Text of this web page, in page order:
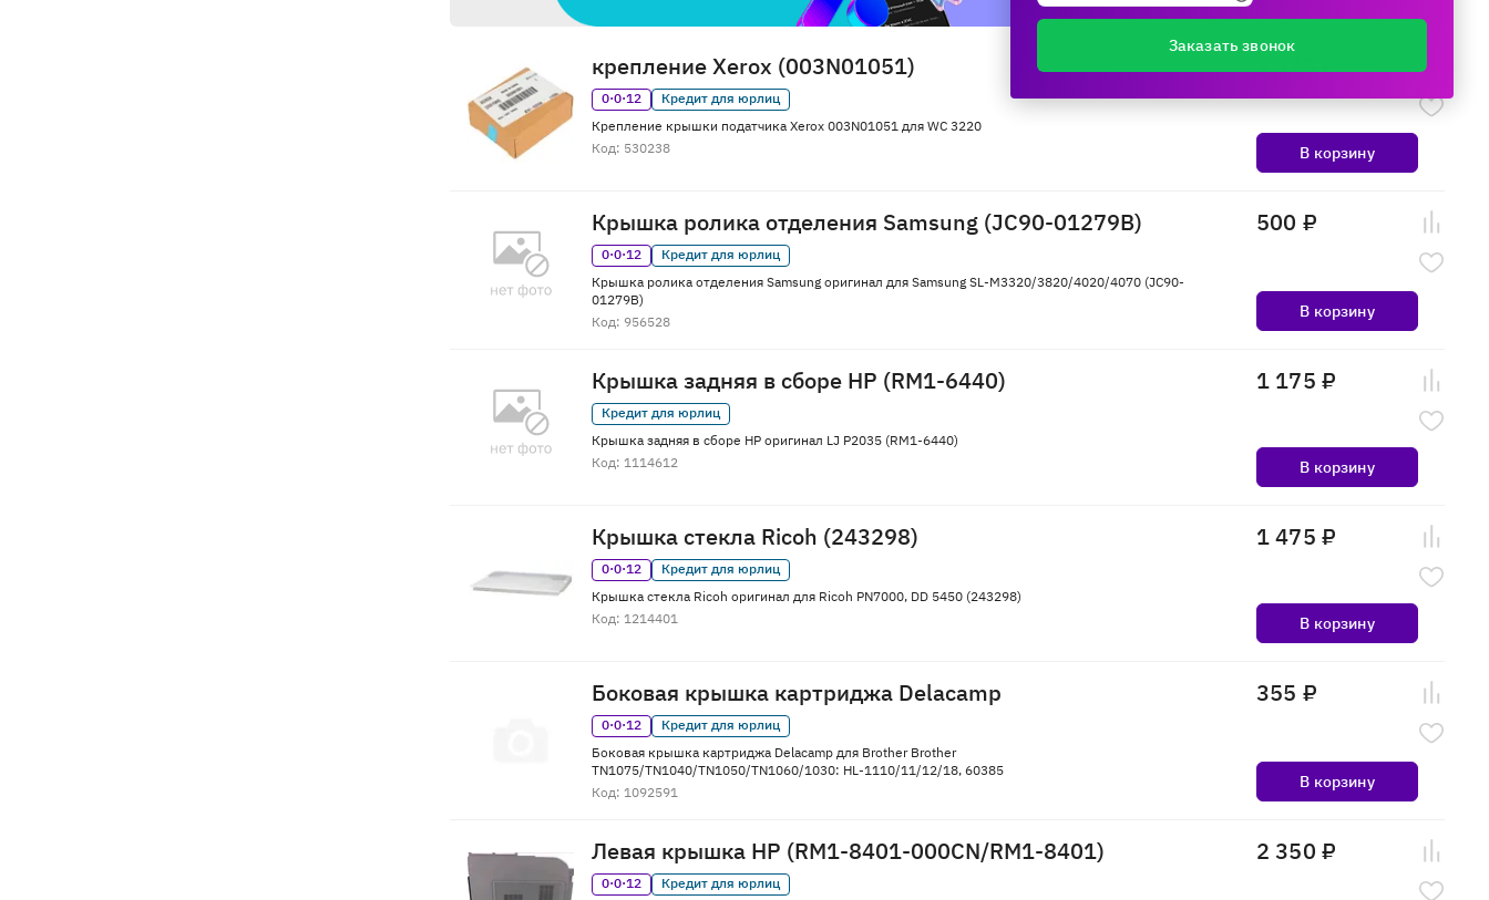
крепление Xerox (003N01051)
0·0·12
Кредит для юрлиц
Крепление крышки податчика Xerox 003N01051 для WC 3220
Код: 530238
1 375 ₽
В корзину
Крышка ролика отделения Samsung (JC90-01279B)
0·0·12
Кредит для юрлиц
Крышка ролика отделения Samsung оригинал для Samsung SL-M3320/3820/4020/4070 (JC90-
01279B)
Код: 956528
500 ₽
В корзину
Крышка задняя в сборе HP (RM1-6440)
Кредит для юрлиц
Крышка задняя в сборе HP оригинал LJ P2035 (RM1-6440)
Код: 1114612
1 175 ₽
В корзину
Крышка стекла Ricoh (243298)
0·0·12
Кредит для юрлиц
Крышка стекла Ricoh оригинал для Ricoh PN7000, DD 5450 (243298)
Код: 1214401
1 475 ₽
В корзину
Боковая крышка картриджа Delacamp
0·0·12
Кредит для юрлиц
Боковая крышка картриджа Delacamp для Brother Brother
TN1075/TN1040/TN1050/TN1060/1030: HL-1110/11/12/18, 60385
Код: 1092591
355 ₽
В корзину
Левая крышка HP (RM1-8401-000CN/RM1-8401)
0·0·12
Кредит для юрлиц
2 350 ₽
Заказать звонок